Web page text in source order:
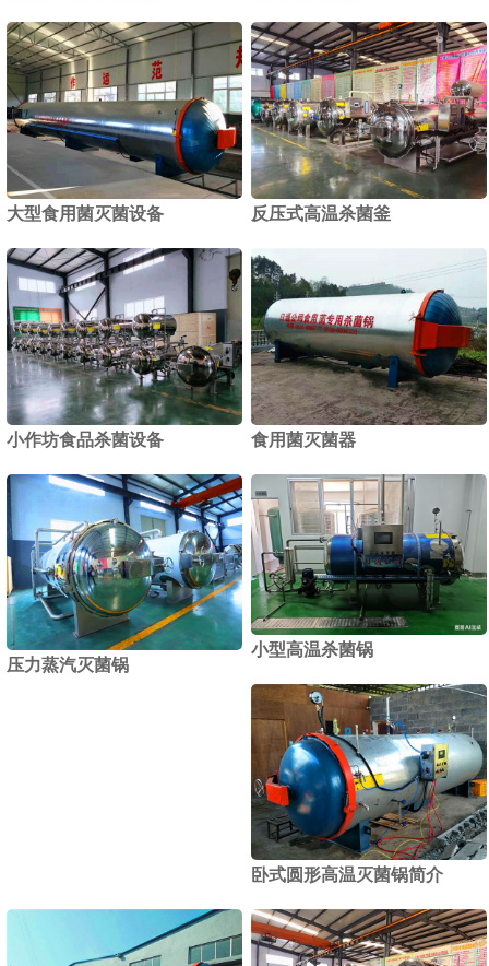
1 2
大型食用菌灭菌设备 反压式高温杀菌釜
小作坊食品杀菌设备 食用菌灭菌器
压力蒸汽灭菌锅
小型高温杀菌锅
卧式圆形高温灭菌锅简介